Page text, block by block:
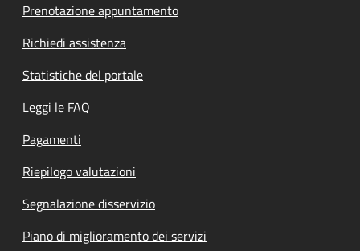
Prenotazione appuntamento
Richiedi assistenza
Statistiche del portale
Leggi le FAQ
Pagamenti
Riepilogo valutazioni
Segnalazione disservizio
Piano di miglioramento dei servizi